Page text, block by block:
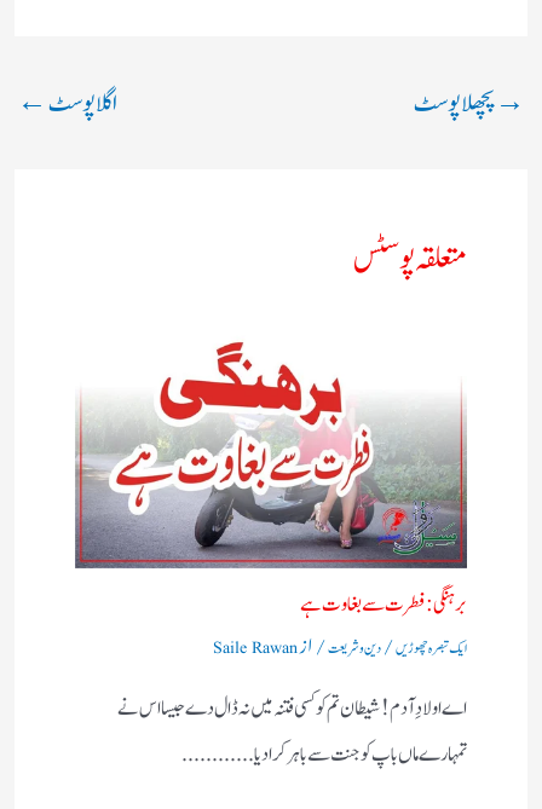
→پچھلا پوسٹ اگلا پوسٹ←
متعلقہ پوسٹس
برہنگی : فطرت سے بغاوت ہے
ایک تبصرہ چھوڑیں/دین و شریعت/ ازSaile Rawan
اے اولادِ آدم! شیطان تم کو کسی فتنہ میں نہ ڈال دے جیسا اس نے
تمہارے ماں باپ کو جنت سے باہر کرادیا............